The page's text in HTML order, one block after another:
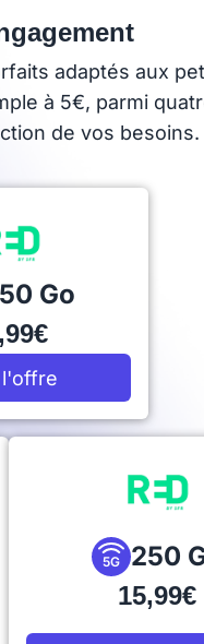
adaptés aux
à 5€, parmi
de vos besoins.
Go
l'offre
5G 250
15,99€